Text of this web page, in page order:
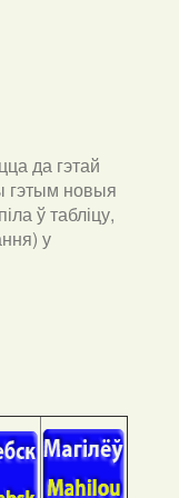
да гэтай
гэтым новыя
ў табліцу,
у